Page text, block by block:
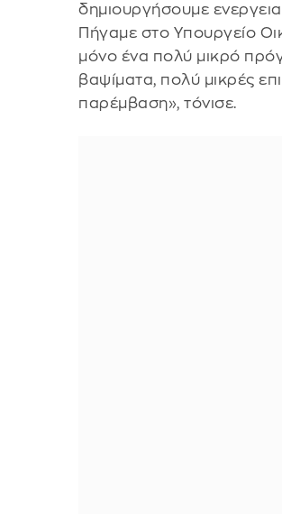
δημιουργήσουμε
Πήγαμε στο Υπουργείο
μόνο ένα πολύ μικρό
βαψίματα, πολύ μικρές
παρέμβαση», τόνισε.